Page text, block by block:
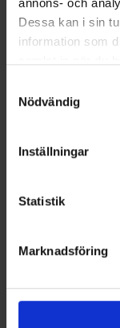
annons- och
Dessa kan i sin
information som
Nödvändig
Inställningar
Statistik
Marknadsföring
NYA UPPDRAG
OHLSSONS
OHLSSONS REGION
RENHÅLLNING
SAMARBETEN